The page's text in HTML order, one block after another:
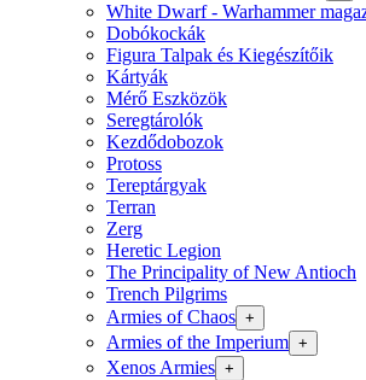
White Dwarf - Warhammer
Dobókockák
Figura Talpak és Kiegészítőik
Kártyák
Mérő Eszközök
Seregtárolók
Kezdődobozok
Protoss
Tereptárgyak
Terran
Zerg
Heretic Legion
The Principality of New Antioch
Trench Pilgrims
Armies of Chaos +
Armies of the Imperium +
Xenos Armies +